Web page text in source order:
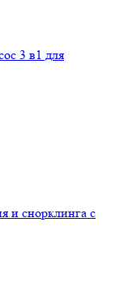
3 в1 для
и снорклинга с